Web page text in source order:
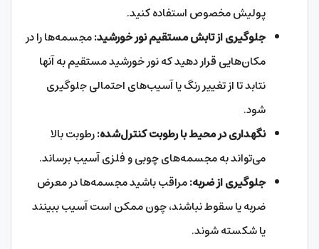
پولیش مخصوص استفاده کنید.
جلوگیری از تابش مستقیم نور خورشید:مجسمه‌ها را در
مکان‌هایی قرار دهید که نور خورشید مستقیم به آنها
نتابد تا از تغییر رنگ یا آسیب‌های احتمالی جلوگیری
شود.
نگهداری در محیط با رطوبت کنترل‌شده:رطوبت بالا
می‌تواند به مجسمه‌های چوبی و فلزی آسیب برساند.
جلوگیری از ضربه:مراقب باشید مجسمه‌ها در معرض
ضربه یا سقوط نباشند، چون ممکن است آسیب ببینند
یا شکسته شوند.